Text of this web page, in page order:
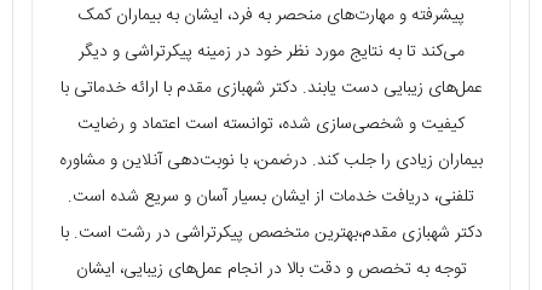
پیشرفته و مهارت‌های منحصر به فرد، ایشان به بیماران کمک
می‌کند تا به نتایج مورد نظر خود در زمینه پیکرتراشی و دیگر
عمل‌های زیبایی دست یابند. دکتر شهبازی مقدم با ارائه خدماتی با
کیفیت و شخصی‌سازی شده، توانسته است اعتماد و رضایت
بیماران زیادی را جلب کند. درضمن، با نوبت‌دهی آنلاین و مشاوره
تلفنی، دریافت خدمات از ایشان بسیار آسان و سریع شده است.
دکتر شهبازی مقدم،بهترین متخصص پیکرتراشی در رشت است. با
توجه به تخصص و دقت بالا در انجام عمل‌های زیبایی، ایشان